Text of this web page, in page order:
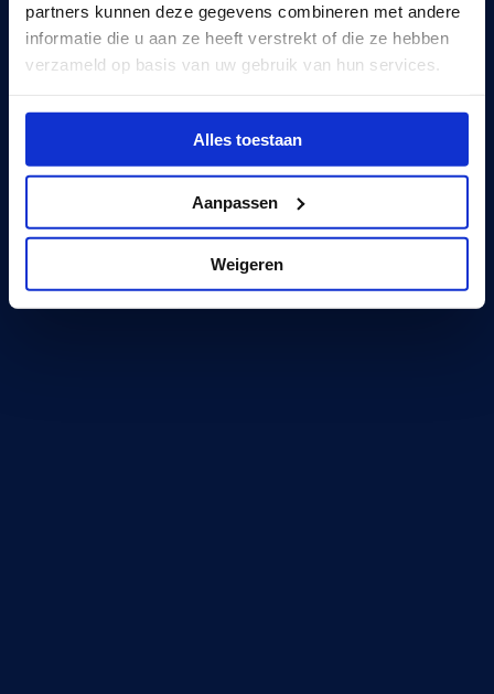
partners kunnen deze gegevens combineren met andere
informatie die u aan ze heeft verstrekt of die ze hebben
verzameld op basis van uw gebruik van hun services.
Alles toestaan
Aanpassen
Weigeren
Vul je postcode in